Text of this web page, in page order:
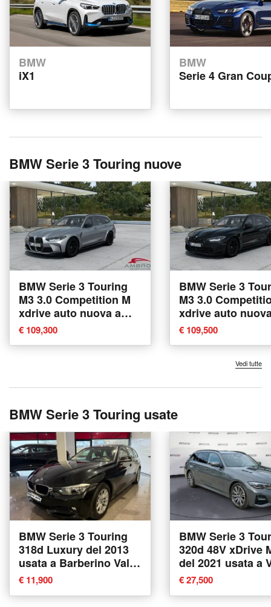
BMW
iX1
BMW
Serie 4 Gran
BMW Serie 3 Touring nuove
BMW Serie 3 Touring
M3 3.0 Competition M
xdrive auto nuova a
Corciano
€ 109,300
BMW Serie 3
M3 3.0 Competition M
xdrive auto
Corciano
€ 109,500
Vedi tutte
BMW Serie 3 Touring usate
BMW Serie 3 Touring
318d Luxury del 2013
usata a Barberino Val
d'Elsa
€ 11,900
BMW Serie 3
320d 48V xDrive Msport
del 2021 usata a
€ 27,500